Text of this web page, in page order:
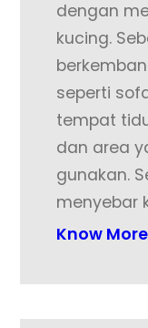
dengan
kucing.
seperti
tempat
dan area
gunakan.
menyebar
Know More